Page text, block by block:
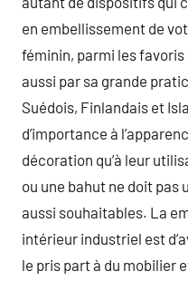
en embellissement de
féminin, parmi les
aussi par sa grande
Suédois, Finlandais et
d’importance à
décoration qu’à leur
ou une bahut ne doit
aussi souhaitables. La
intérieur industriel est
le pris part à du mobilier